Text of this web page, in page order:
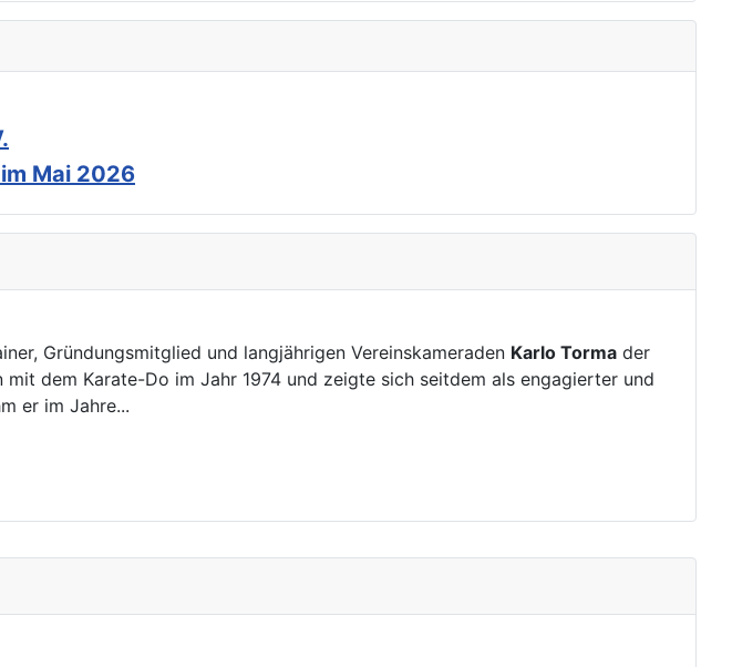
Mai 2026
Gründungsmitglied und langjährigen Vereinskameraden Karlo Torma der
dem Karate-Do im Jahr 1974 und zeigte sich seitdem als engagierter und
er im Jahre...